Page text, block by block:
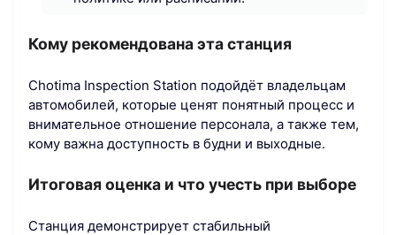
Кому рекомендована эта станция
Chotima Inspection Station подойдёт владельцам
автомобилей, которые ценят понятный процесс и
внимательное отношение персонала, а также тем,
кому важна доступность в будни и выходные.
Итоговая оценка и что учесть при выборе
Станция демонстрирует стабильный